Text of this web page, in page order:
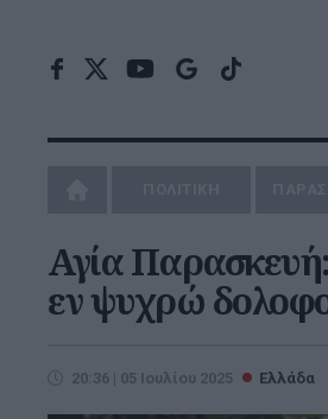
Αγία
εν ψυχρώ
20:36 | 05 Ιουλίου 2025 Ελλάδα